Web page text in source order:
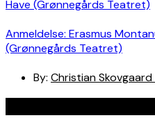
Anmeldelse: Erasmus
(Grønnegårds Teatret)
By: Christian Skovgaard